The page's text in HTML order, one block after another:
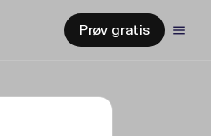
Prøv gratis